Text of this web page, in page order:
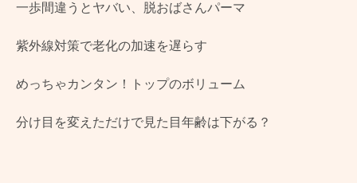
一歩間違うとヤバい、脱おばさんパーマ
紫外線対策で老化の加速を遅らす
めっちゃカンタン！トップのボリューム
分け目を変えただけで見た目年齢は下がる？